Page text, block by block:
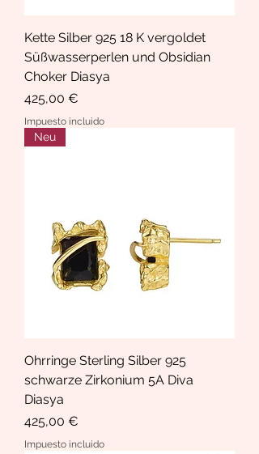
Kette Silber 925 18 K vergoldet
Süßwasserperlen und Obsidian
Choker Diasya
Precio
425,00 €
Impuesto incluido
Neu
Ohrringe Sterling Silber 925
schwarze Zirkonium 5A Diva
Diasya
Precio
425,00 €
Impuesto incluido